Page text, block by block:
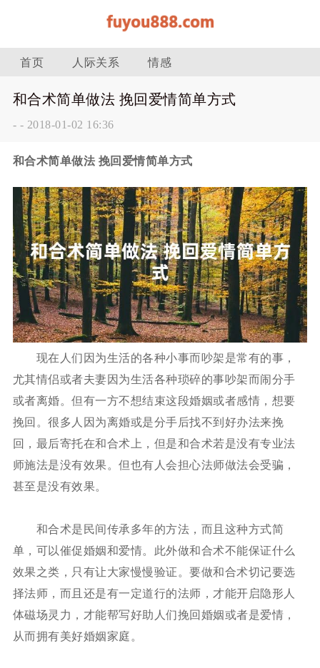
首页 人际关系 情感
和合术简单做法 挽回爱情简单方式
- - 2018-01-02 16:36
和合术简单做法 挽回爱情简单方式
现在人们因为生活的各种小事而吵架是常有的事，
尤其情侣或者夫妻因为生活各种琐碎的事吵架而闹分手
或者离婚。但有一方不想结束这段婚姻或者感情，想要
挽回。很多人因为离婚或是分手后找不到好办法来挽
回，最后寄托在和合术上，但是和合术若是没有专业法
师施法是没有效果。但也有人会担心法师做法会受骗，
甚至是没有效果。
和合术是民间传承多年的方法，而且这种方式简
单，可以催促婚姻和爱情。此外做和合术不能保证什么
效果之类，只有让大家慢慢验证。要做和合术切记要选
择法师，而且还是有一定道行的法师，才能开启隐形人
体磁场灵力，才能帮写好助人们挽回婚姻或者是爱情，
从而拥有美好婚姻家庭。